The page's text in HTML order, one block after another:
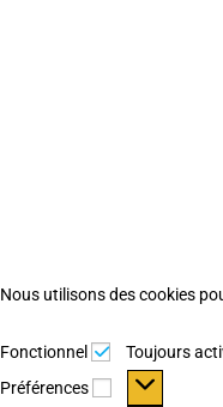
Nous utilisons des cookies
Fonctionnel Fonctionnel
Toujours
Préférences
Préférences